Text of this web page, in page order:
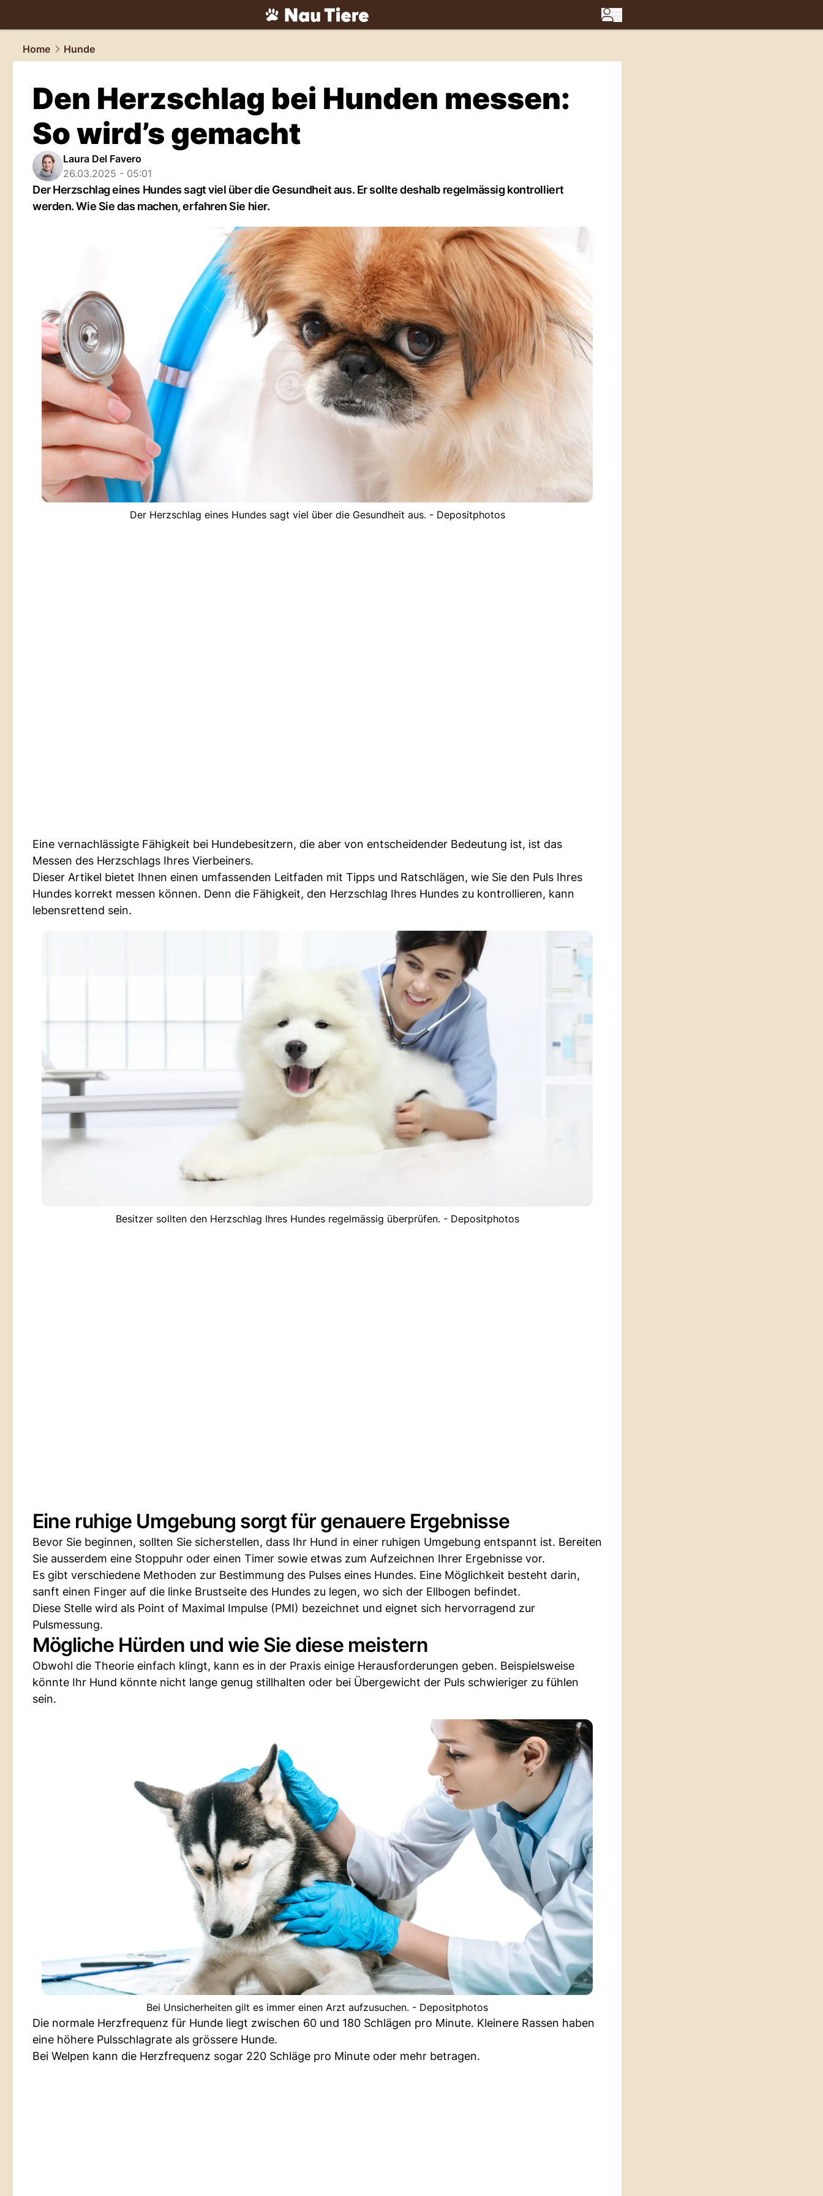
tiere.NAU.ch
Home
Hunde
Den Herzschlag bei Hunden messen:
So wird’s gemacht
Laura Del Favero
26.03.2025 - 05:01
Der Herzschlag eines Hundes sagt viel über die Gesundheit aus. Er sollte deshalb regelmässig kontrolliert
werden. Wie Sie das machen, erfahren Sie hier.
Der Herzschlag eines Hundes sagt viel über die Gesundheit aus. - Depositphotos
Eine vernachlässigte Fähigkeit bei Hundebesitzern, die aber von entscheidender Bedeutung ist, ist das
Messen des Herzschlags Ihres Vierbeiners.
Dieser Artikel bietet Ihnen einen umfassenden Leitfaden mit Tipps und Ratschlägen, wie Sie den Puls Ihres
Hundes korrekt messen können. Denn die Fähigkeit, den Herzschlag Ihres Hundes zu kontrollieren, kann
lebensrettend sein.
Besitzer sollten den Herzschlag Ihres Hundes regelmässig überprüfen. - Depositphotos
Eine ruhige Umgebung sorgt für genauere Ergebnisse
Bevor Sie beginnen, sollten Sie sicherstellen, dass Ihr Hund in einer ruhigen Umgebung entspannt ist. Bereiten
Sie ausserdem eine Stoppuhr oder einen Timer sowie etwas zum Aufzeichnen Ihrer Ergebnisse vor.
Es gibt verschiedene Methoden zur Bestimmung des Pulses eines Hundes. Eine Möglichkeit besteht darin,
sanft einen Finger auf die linke Brustseite des Hundes zu legen, wo sich der Ellbogen befindet.
Diese Stelle wird als Point of Maximal Impulse (PMI) bezeichnet und eignet sich hervorragend zur
Pulsmessung.
Mögliche Hürden und wie Sie diese meistern
Obwohl die Theorie einfach klingt, kann es in der Praxis einige Herausforderungen geben. Beispielsweise
könnte Ihr Hund könnte nicht lange genug stillhalten oder bei Übergewicht der Puls schwieriger zu fühlen
sein.
Bei Unsicherheiten gilt es immer einen Arzt aufzusuchen. - Depositphotos
Die normale Herzfrequenz für Hunde liegt zwischen 60 und 180 Schlägen pro Minute. Kleinere Rassen haben
eine höhere Pulsschlagrate als grössere Hunde.
Bei Welpen kann die Herzfrequenz sogar 220 Schläge pro Minute oder mehr betragen.